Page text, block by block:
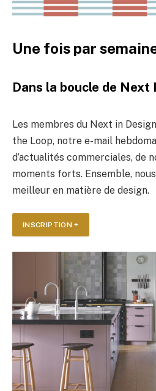
Une fois par
Dans la boucle de Next
Les membres du Next in
the Loop, notre e-mail
d’actualités commerciales, de
moments forts. Ensemble,
meilleur en matière de design.
INSCRIPTION +